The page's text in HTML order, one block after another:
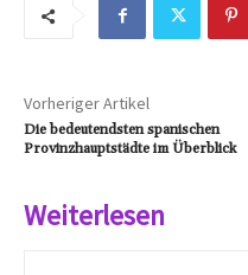
Vorheriger Artikel
Die bedeutendsten spanischen
Provinzhauptstädte im Überblick
Weiterlesen